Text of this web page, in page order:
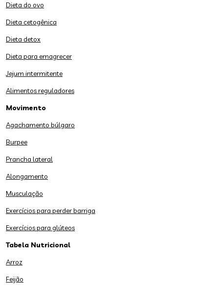
Dieta do ovo
Dieta cetogênica
Dieta detox
Dieta para emagrecer
Jejum intermitente
Alimentos reguladores
Movimento
Agachamento búlgaro
Burpee
Prancha lateral
Alongamento
Musculação
Exercícios para perder barriga
Exercícios para glúteos
Tabela Nutricional
Arroz
Feijão